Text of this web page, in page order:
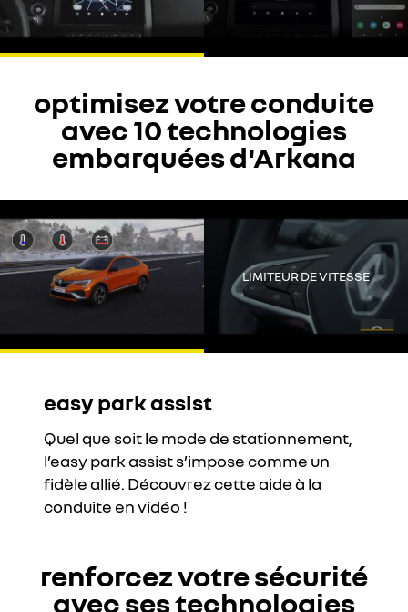
Tout accepter
optimisez votre conduite
avec 10 technologies
embarquées d'Arkana
Youtube est désactivé. Autorisez le dépôt de cookies social pour
accéder au contenu.
Tout refuserLIMITEUR DE VITESSE
easy park assist
Quel que soit le mode de stationnement,
l’easy park assist s’impose comme un
fidèle allié. Découvrez cette aide à la
conduite en vidéo !
renforcez votre sécurité
avec ses technologies